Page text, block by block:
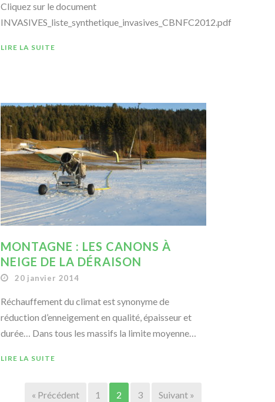
Cliquez sur le document
INVASIVES_liste_synthetique_invasives_CBNFC2012.pdf
LIRE LA SUITE
MONTAGNE : LES CANONS À
NEIGE DE LA DÉRAISON
20 janvier 2014
Réchauffement du climat est synonyme de
réduction d’enneigement en qualité, épaisseur et
durée… Dans tous les massifs la limite moyenne…
LIRE LA SUITE
« Précédent 1 2 3 Suivant »